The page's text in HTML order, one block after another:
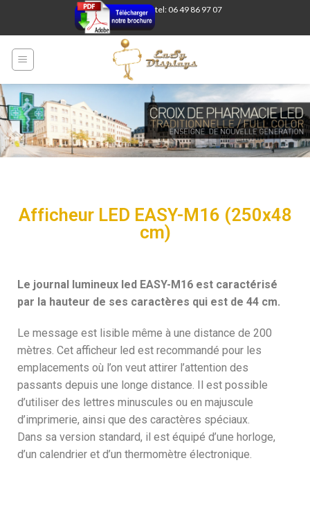
tel: 06 49 86 97 07
Afficheur LED EASY-M16 (250x48
cm)
Le journal lumineux led EASY-M16 est caractérisé
par la hauteur de ses caractères qui est de 44 cm.
Le message est lisible même à une distance de 200
mètres. Cet afficheur led est recommandé pour les
emplacements où l’on veut attirer l’attention des
passants depuis une longe distance. Il est possible
d’utiliser des lettres minuscules ou en majuscule
d’imprimerie, ainsi que des caractères spéciaux.
Dans sa version standard, il est équipé d’une horloge,
d’un calendrier et d’un thermomètre électronique.